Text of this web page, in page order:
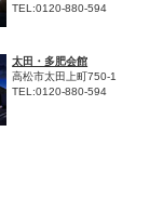
TEL:0120-880-594
太田・多肥会館
高松市太田上町750-1
TEL:0120-880-594